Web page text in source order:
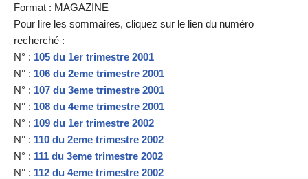
Format : MAGAZINE
Pour lire les sommaires, cliquez sur le lien du numéro
recherché :
N° : 105 du 1er trimestre 2001
N° : 106 du 2eme trimestre 2001
N° : 107 du 3eme trimestre 2001
N° : 108 du 4eme trimestre 2001
N° : 109 du 1er trimestre 2002
N° : 110 du 2eme trimestre 2002
N° : 111 du 3eme trimestre 2002
N° : 112 du 4eme trimestre 2002